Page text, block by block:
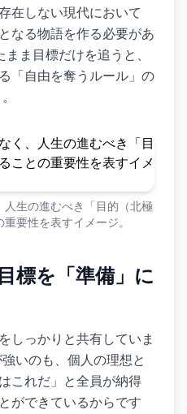
在しない現代において
なる物語を作る必要があ
ま目標だけを追うと、
「自由を奪うルール」の
人生の進むべき「目的（北極
要性を表すイメージ。
標を「準備」に
しっかりと共有していま
いのも、個人の理想と
これだ」と全員が納得
ができているからです